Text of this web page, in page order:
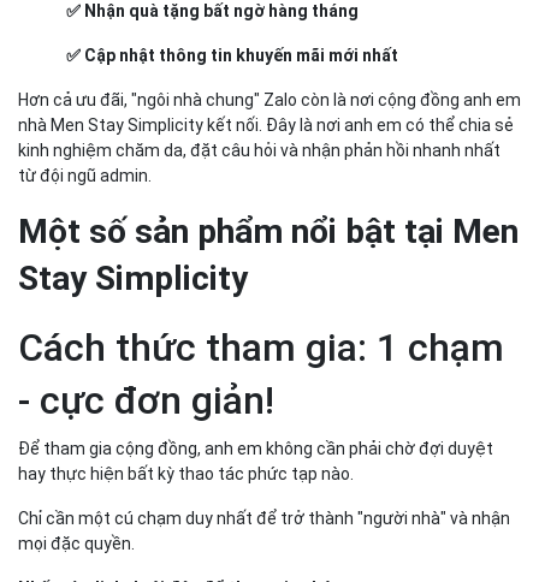
✅ Nhận quà tặng bất ngờ hàng tháng
✅ Cập nhật thông tin khuyến mãi mới nhất
Hơn cả ưu đãi, "ngôi nhà chung" Zalo còn là nơi cộng đồng anh em
nhà Men Stay Simplicity kết nối. Đây là nơi anh em có thể chia sẻ
kinh nghiệm chăm da, đặt câu hỏi và nhận phản hồi nhanh nhất
từ đội ngũ admin.
Một số sản phẩm nổi bật tại Men
Stay Simplicity
Cách thức tham gia: 1 chạm
- cực đơn giản!
Để tham gia cộng đồng, anh em không cần phải chờ đợi duyệt
hay thực hiện bất kỳ thao tác phức tạp nào.
Chỉ cần một cú chạm duy nhất để trở thành "người nhà" và nhận
mọi đặc quyền.